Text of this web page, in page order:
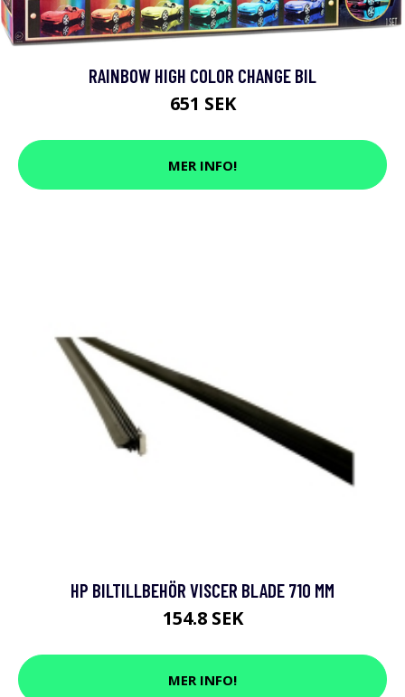
RAINBOW HIGH COLOR CHANGE BIL
651 SEK
MER INFO!
HP BILTILLBEHÖR VISCER BLADE 710 MM
154.8 SEK
MER INFO!